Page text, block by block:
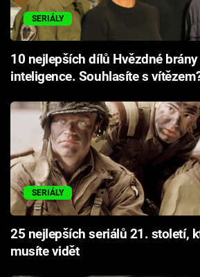
SERIÁLY
10 nejlepších dílů Hvězdné
inteligence. Souhlasíte s
SERIÁLY
25 nejlepších seriálů 21. století,
musíte vidět